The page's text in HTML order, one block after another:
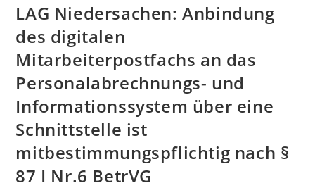
LAG Niedersachen: Anbindung
des digitalen
Mitarbeiterpostfachs an das
Personalabrechnungs- und
Informationssystem über eine
Schnittstelle ist
mitbestimmungspflichtig nach §
87 I Nr.6 BetrVG